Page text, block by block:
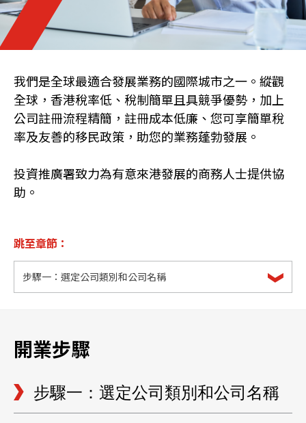
我們是全球最適合發展業務的國際城市之一。縱觀
全球，香港稅率低、稅制簡單且具競爭優勢，加上
公司註冊流程精簡，註冊成本低廉、您可享簡單稅
率及友善的移民政策，助您的業務蓬勃發展。
投資推廣署致力為有意來港發展的商務人士提供協
助。
跳至章節：
步驟一：選定公司類別和公司名稱
開業步驟
步驟一：選定公司類別和公司名稱